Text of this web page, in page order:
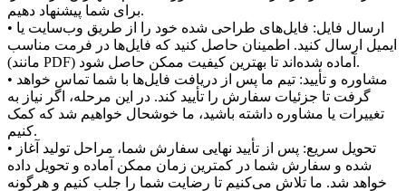
برای شما پیشنهاد دهیم.
• ارسال فایل: فایل‌های طراحی شده خود را از طریق وب‌سایت یا
ایمیل ارسال کنید. اطمینان حاصل کنید که فایل‌ها در فرمت مناسب
(مانند PDF) آماده شده‌اند تا بهترین کیفیت ممکن حاصل شود.
• مشاوره و تأیید: تیم ما پس از دریافت فایل‌ها با شما تماس خواهد
گرفت تا جزئیات سفارش را تأیید کند. در این مرحله، اگر نیاز به
تغییرات یا مشاوره داشته باشید، ما خوشحال خواهیم شد که کمک
کنیم.
• تحویل سریع: پس از تأیید نهایی سفارش شما، مراحل تولید آغاز
شده و سفارش شما در کمترین زمان ممکن آماده و تحویل داده
خواهد شد. ما تلاش می‌کنیم تا رضایت شما را جلب کنیم و هرگونه